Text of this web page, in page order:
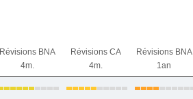
Révisions BNA
4m.
Révisions CA
4m.
Révisions BNA
1an